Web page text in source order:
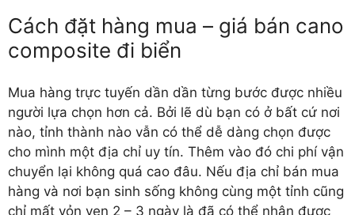
Cách đặt hàng mua – giá bán cano
composite đi biển
Mua hàng trực tuyến dần dần từng bước được nhiều
người lựa chọn hơn cả. Bởi lẽ dù bạn có ở bất cứ nơi
nào, tỉnh thành nào vẫn có thể dễ dàng chọn được
cho mình một địa chỉ uy tín. Thêm vào đó chi phí vận
chuyển lại không quá cao đâu. Nếu địa chỉ bán mua
hàng và nơi bạn sinh sống không cùng một tỉnh cũng
chỉ mất vỏn vẹn 2 – 3 ngày là đã có thể nhận được